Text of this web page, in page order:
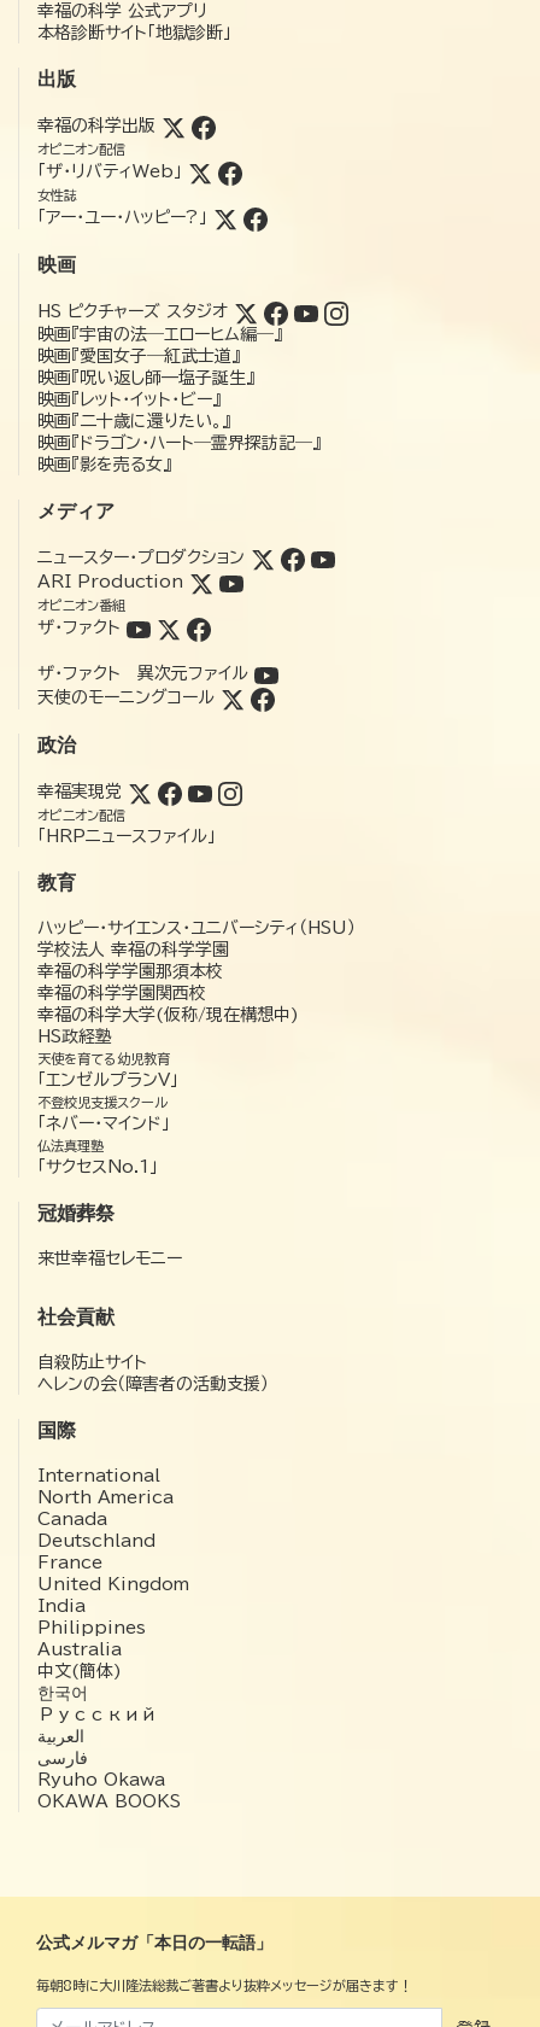
幸福の科学 公式アプリ
本格診断サイト「地獄診断」
出版
幸福の科学出版
オピニオン配信
「ザ・リバティWeb」
女性誌
「アー・ユー・ハッピー?」
映画
HS ピクチャーズ スタジオ
映画『宇宙の法―エローヒム編―』
映画『愛国女子―紅武士道』
映画『呪い返し師—塩子誕生』
映画『レット・イット・ビー』
映画『二十歳に還りたい。』
映画『ドラゴン・ハート―霊界探訪記―』
映画『影を売る女』
メディア
ニュースター・プロダクション
ARI Production
オピニオン番組
ザ・ファクト
ザ・ファクト 異次元ファイル
天使のモーニングコール
政治
幸福実現党
オピニオン配信
「HRPニュースファイル」
教育
ハッピー・サイエンス・ユニバーシティ（HSU）
学校法人 幸福の科学学園
幸福の科学学園那須本校
幸福の科学学園関西校
幸福の科学大学(仮称/現在構想中)
HS政経塾
天使を育てる幼児教育
「エンゼルプランV」
不登校児支援スクール
「ネバー・マインド」
仏法真理塾
「サクセスNo.1」
冠婚葬祭
来世幸福セレモニー
社会貢献
自殺防止サイト
ヘレンの会（障害者の活動支援）
国際
International
North America
Canada
Deutschland
France
United Kingdom
India
Philippines
Australia
中文(簡体)
한국어
Русский
العربية‏
فارسی
Ryuho Okawa
OKAWA BOOKS
公式メルマガ「本日の一転語」
毎朝8時に大川隆法総裁ご著書より抜粋メッセージが届きます！